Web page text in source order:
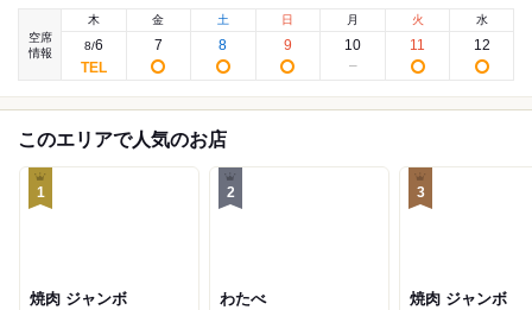
空席
情報
木
8/6
金
7
土
8
日
9
月
10
火
11
水
12
このエリアで人気のお店
1
焼肉 ジャンボ
2
わたべ
3
焼肉 ジャンボ